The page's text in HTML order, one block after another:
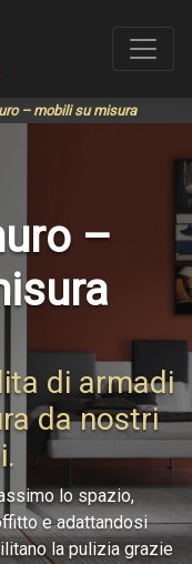
– mobili su misura
–
di armadi
da nostri
lo spazio,
e adattandosi
la pulizia grazie